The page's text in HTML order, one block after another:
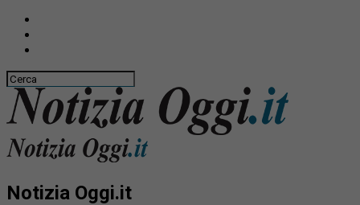
Notizia Oggi.it